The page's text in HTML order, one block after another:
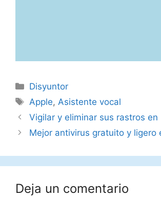
Categorías
Disyuntor
Etiquetas
Apple,Asistente vocal
Vigilar y eliminar sus rastros en
Mejor antivirus gratuito y ligero
Deja un comentario